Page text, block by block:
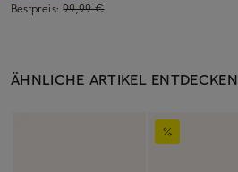
Bestpreis:99,99 €
ÄHNLICHE ARTIKEL ENTDECKEN